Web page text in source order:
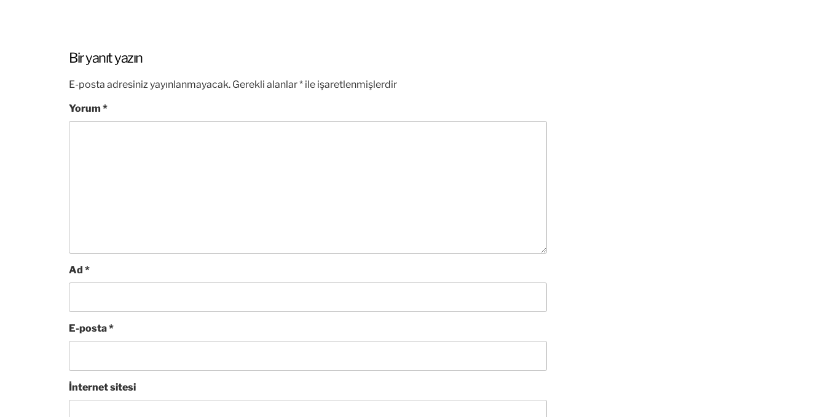
Bir yanıt yazın
E-posta adresiniz yayınlanmayacak. Gerekli alanlar* ile işaretlenmişlerdir
Yorum *
Ad *
E-posta*
İnternet sitesi